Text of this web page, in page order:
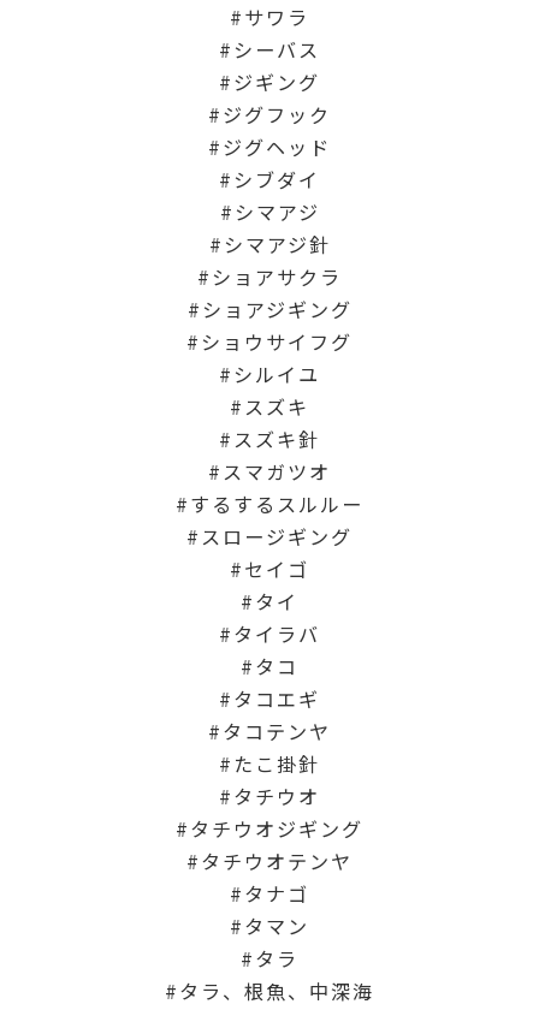
サワラ
シーバス
ジギング
ジグフック
ジグヘッド
シブダイ
シマアジ
シマアジ針
ショアサクラ
ショアジギング
ショウサイフグ
シルイユ
スズキ
スズキ針
スマガツオ
するするスルルー
スロージギング
セイゴ
タイ
タイラバ
タコ
タコエギ
タコテンヤ
たこ掛針
タチウオ
タチウオジギング
タチウオテンヤ
タナゴ
タマン
タラ
タラ、根魚、中深海